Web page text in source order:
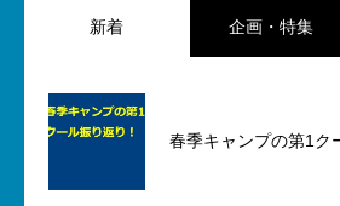
新着 企画・特集
春季キャンプの第1ク